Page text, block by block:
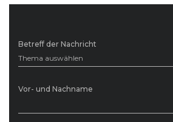
Betreff der Nachricht
Thema auswählen
Vor- und Nachname